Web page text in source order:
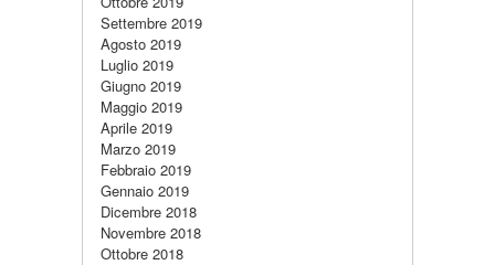
Settembre 2019
Agosto 2019
Luglio 2019
Giugno 2019
Maggio 2019
Aprile 2019
Marzo 2019
Febbraio 2019
Gennaio 2019
Dicembre 2018
Novembre 2018
Ottobre 2018